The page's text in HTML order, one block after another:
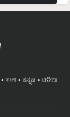
বাংলা ಕನ್ನಡ
ଓଡିଆ